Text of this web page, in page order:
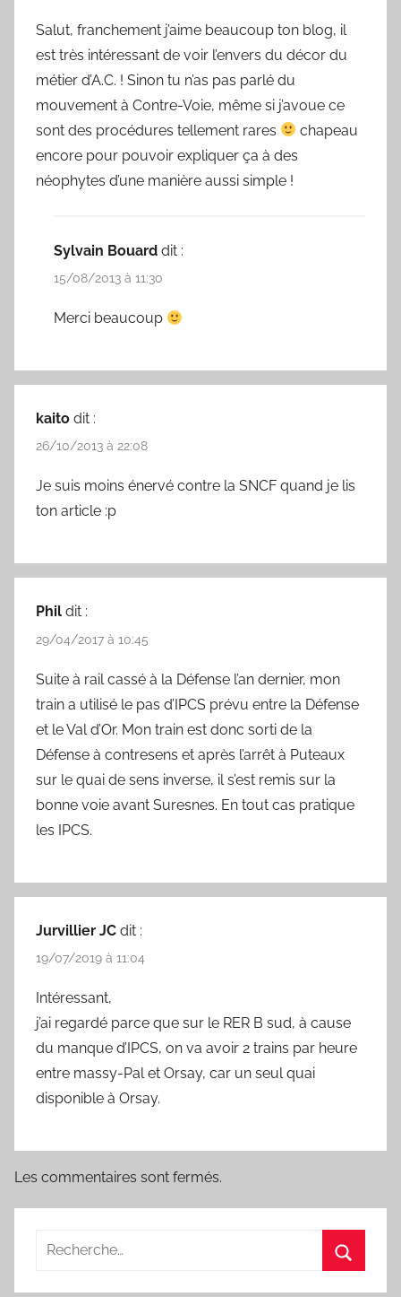
Salut, franchement j’aime beaucoup ton blog, il
est très intéressant de voir l’envers du décor du
métier d’A.C. ! Sinon tu n’as pas parlé du
mouvement à Contre-Voie, même si j’avoue ce
sont des procédures tellement rares
chapeau
encore pour pouvoir expliquer ça à des
néophytes d’une manière aussi simple !
Sylvain Bouard dit :
15/08/2013 à 11:30
Merci beaucoup
kaito dit :
26/10/2013 à 22:08
Je suis moins énervé contre la SNCF quand je lis
ton article :p
Phil dit :
29/04/2017 à 10:45
Suite à rail cassé à la Défense l’an dernier, mon
train a utilisé le pas d’IPCS prévu entre la Défense
et le Val d’Or. Mon train est donc sorti de la
Défense à contresens et après l’arrêt à Puteaux
sur le quai de sens inverse, il s’est remis sur la
bonne voie avant Suresnes. En tout cas pratique
les IPCS.
Jurvillier JC dit :
19/07/2019 à 11:04
Intéressant,
j’ai regardé parce que sur le RER B sud, à cause
du manque d’IPCS, on va avoir 2 trains par heure
entre massy-Pal et Orsay, car un seul quai
disponible à Orsay.
Les commentaires sont fermés.